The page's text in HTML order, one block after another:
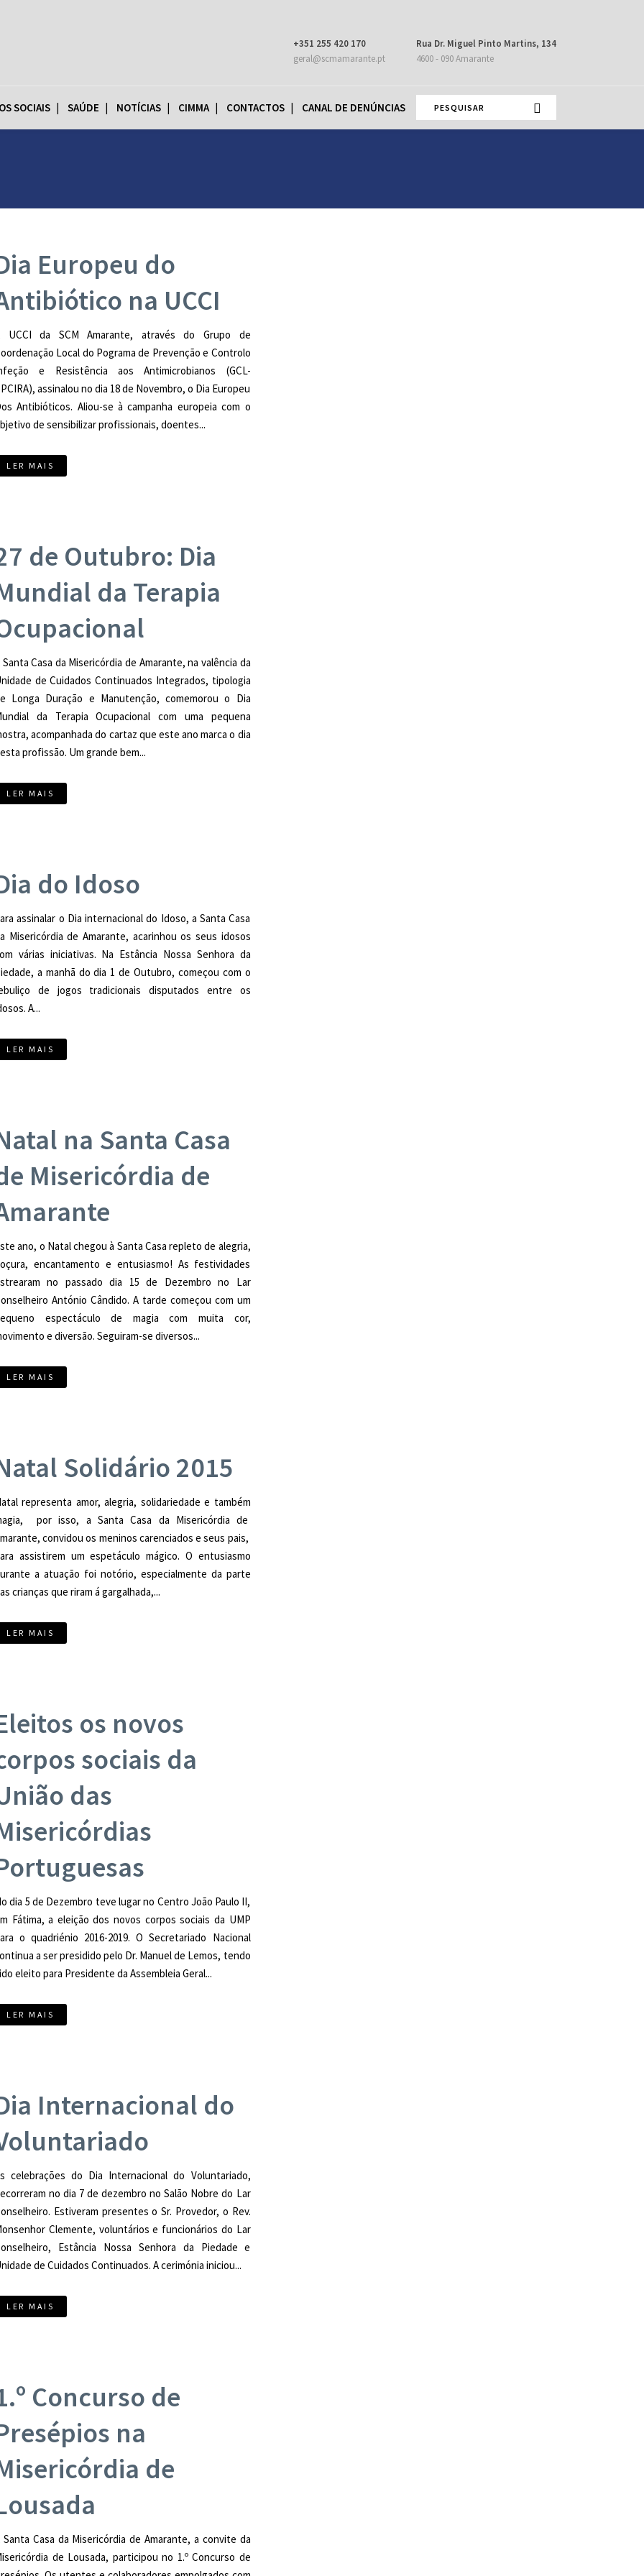
+351 255 420 170
geral@scmamarante.pt
Rua Dr. Miguel Pinto Martins, 134
4600 - 090 Amarante
SOCIAIS SAÚDE NOTÍCIAS CIMMA CONTACTOS CANAL DE DENÚNCIAS
Europeu do
na UCCI
UCCI da SCM Amarante, através do Grupo de
Local do Pograma de Prevenção e Controlo
e Resistência aos Antimicrobianos (GCL-
assinalou no dia 18 de Novembro, o Dia Europeu
Antibióticos. Aliou-se à campanha europeia com o
de sensibilizar profissionais, doentes...
LER MAIS
de Outubro: Dia
da Terapia
Santa Casa da Misericórdia de Amarante, na valência da
de Cuidados Continuados Integrados, tipologia
Longa Duração e Manutenção, comemorou o Dia
da Terapia Ocupacional com uma pequena
acompanhada do cartaz que este ano marca o dia
profissão. Um grande bem...
LER MAIS
do Idoso
assinalar o Dia internacional do Idoso, a Santa Casa
Misericórdia de Amarante, acarinhou os seus idosos
várias iniciativas. Na Estância Nossa Senhora da
a manhã do dia 1 de Outubro, começou com o
de jogos tradicionais disputados entre os
A...
LER MAIS
na Santa Casa
Misericórdia de
ano, o Natal chegou à Santa Casa repleto de alegria,
encantamento e entusiasmo! As festividades
no passado dia 15 de Dezembro no Lar
António Cândido. A tarde começou com um
espectáculo de magia com muita cor,
e diversão. Seguiram-se diversos...
LER MAIS
Solidário 2015
representa amor, alegria, solidariedade e também
por isso, a Santa Casa da Misericórdia de
convidou os meninos carenciados e seus pais,
assistirem um espetáculo mágico. O entusiasmo
a atuação foi notório, especialmente da parte
crianças que riram á gargalhada,...
LER MAIS
os novos
sociais da
das
dia 5 de Dezembro teve lugar no Centro João Paulo II,
Fátima, a eleição dos novos corpos sociais da UMP
o quadriénio 2016-2019. O Secretariado Nacional
a ser presidido pelo Dr. Manuel de Lemos, tendo
eleito para Presidente da Assembleia Geral...
LER MAIS
Internacional do
celebrações do Dia Internacional do Voluntariado,
no dia 7 de dezembro no Salão Nobre do Lar
Estiveram presentes o Sr. Provedor, o Rev.
Clemente, voluntários e funcionários do Lar
Estância Nossa Senhora da Piedade e
de Cuidados Continuados. A cerimónia iniciou...
LER MAIS
Concurso de
na
de
Santa Casa da Misericórdia de Amarante, a convite da
de Lousada, participou no 1.º Concurso de